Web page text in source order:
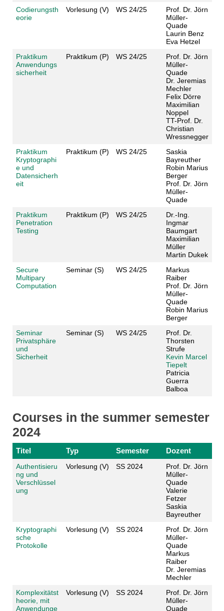
Codierungsth
eorie
Vorlesung (V) WS 24/25
Prof. Dr. Jörn
Müller-
Quade
Laurin Benz
Eva Hetzel
Praktikum
Anwendungs
sicherheit
Praktikum (P) WS 24/25
Prof. Dr. Jörn
Müller-
Quade
Dr. Jeremias
Mechler
Felix Dörre
Maximilian
Noppel
TT-Prof. Dr.
Christian
Wressnegger
Praktikum
Kryptographi
e und
Datensicherh
eit
Praktikum (P) WS 24/25
Saskia
Bayreuther
Robin Marius
Berger
Prof. Dr. Jörn
Müller-
Quade
Praktikum
Penetration
Testing
Praktikum (P) WS 24/25
Dr.-Ing.
Ingmar
Baumgart
Maximilian
Müller
Martin Dukek
Secure
Multipary
Computation
Seminar (S) WS 24/25
Markus
Raiber
Prof. Dr. Jörn
Müller-
Quade
Robin Marius
Berger
Seminar
Privatsphäre
und
Sicherheit
Seminar (S) WS 24/25
Prof. Dr.
Thorsten
Strufe
Kevin Marcel
Tiepelt
Patricia
Guerra
Balboa
Courses in the summer semester
2024
Titel Typ Semester Dozent
Authentisieru
ng und
Verschlüssel
ung
Vorlesung (V) SS 2024
Prof. Dr. Jörn
Müller-
Quade
Valerie
Fetzer
Saskia
Bayreuther
Kryptographi
sche
Protokolle
Vorlesung (V) SS 2024
Prof. Dr. Jörn
Müller-
Quade
Markus
Raiber
Dr. Jeremias
Mechler
Komplexitätst
heorie, mit
Anwendunge
Vorlesung (V) SS 2024
Prof. Dr. Jörn
Müller-
Quade